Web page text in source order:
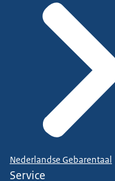
Nederlandse Gebarentaal
Service